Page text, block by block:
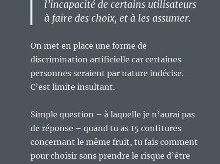
l’incapacité de certains utilisateurs
à faire des choix, et à les assumer.
On met en place une forme de
discrimination artificielle car certaines
personnes seraient par nature indécise.
C’est limite insultant.
Simple question – à laquelle je n’aurai pas
de réponse – quand tu as 15 confitures
concernant le même fruit, tu fais comment
pour choisir sans prendre le risque d’être